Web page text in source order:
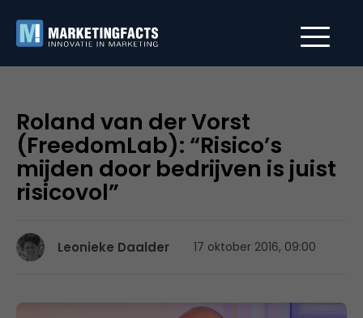
Roland van der Vorst
(FreedomLab): “Risico’s
mijden door bedrijven is juist
risicovol”
Leonieke Daalder 17 oktober 2016, 09:00